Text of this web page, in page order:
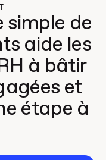
simple de
aide les
à bâtir
et
étape à